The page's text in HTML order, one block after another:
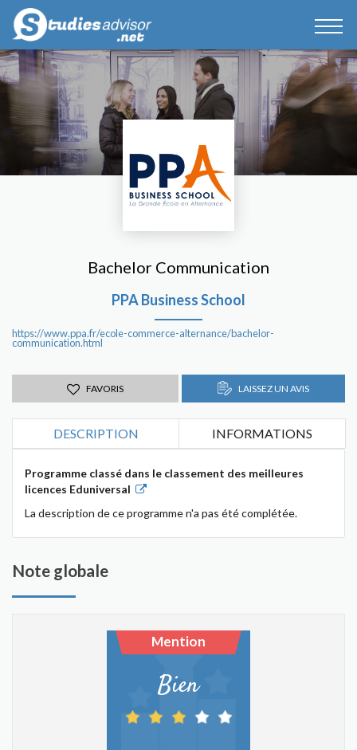
Bachelor Communication
PPA Business School
https://www.ppa.fr/ecole-commerce-alternance/bachelor-
communication.html
FAVORIS LAISSEZ UN AVIS
DESCRIPTION INFORMATIONS
Programme classé dans le classement des meilleures
licences Eduniversal
La description de ce programme n'a pas été complétée.
Note globale
Mention
Bien